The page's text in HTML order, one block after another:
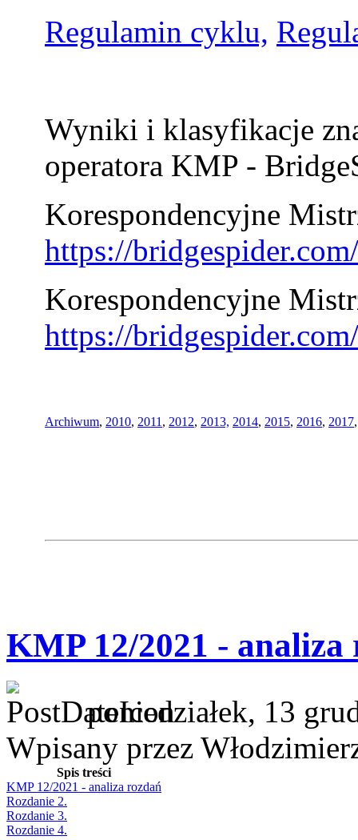
Regulamin cyklu,
Wyniki i klasyfikacje
operatora KMP -
Korespondencyjne
https://
Korespondencyjne
https://
Archiwum, 2010, 2011 , 2012, 2013, 2014, 2015, 2016, 2017
KMP 12/2021 - analiza
poniedziałek, 13
Wpisany przez
Spis treści
KMP 12/2021 - analiza rozdań
Rozdanie 2.
Rozdanie 3.
Rozdanie 4.